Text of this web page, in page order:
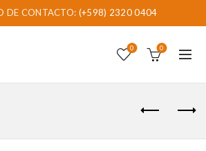
DE CONTACTO: (+598) 2320 0404
0 0